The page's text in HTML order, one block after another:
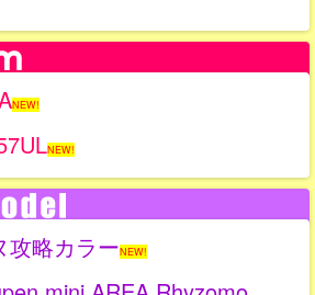
NEW!
NEW!
攻略カラーNEW!